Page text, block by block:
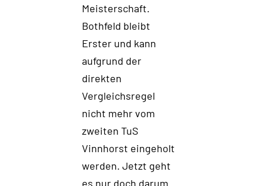
Meisterschaft.
Bothfeld bleibt
Erster und kann
aufgrund der
direkten
Vergleichsregel
nicht mehr vom
zweiten TuS
Vinnhorst eingeholt
werden. Jetzt geht
es nur doch darum